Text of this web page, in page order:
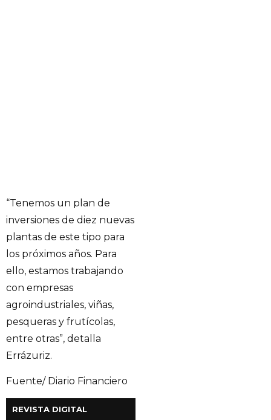
“Tenemos un plan de
inversiones de diez nuevas
plantas de este tipo para
los próximos años. Para
ello, estamos trabajando
con empresas
agroindustriales, viñas,
pesqueras y frutícolas,
entre otras”, detalla
Errázuriz.
Fuente/ Diario Financiero
REVISTA DIGITAL